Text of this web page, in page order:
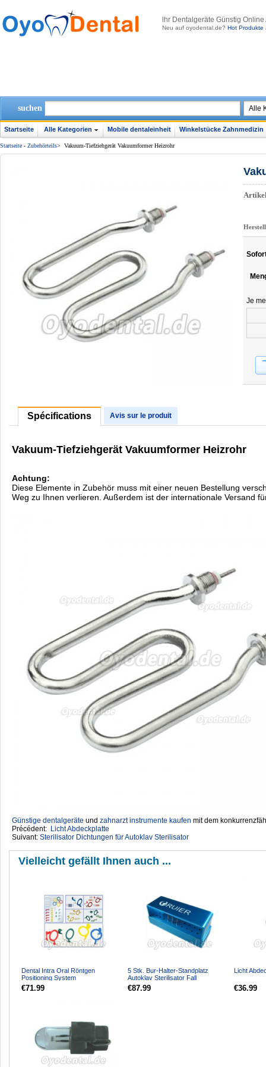
lhr Dentalgeräte Günstig
Neu auf oyodental.de? Hot Produkte
suchen
Startseite Alle Kategorien Mobile dentaleinheit Winkelstücke Zahnmedizin
Startseite - Zubehörteils> Vakuum-Tiefziehgerät Vakuumformer Heizrohr
Je
Spécifications Avis sur le produit
Vakuum-Tiefziehgerät Vakuumformer Heizrohr
Achtung:
Diese Elemente in Zubehör muss mit einer neuen Bestellung
Weg zu Ihnen verlieren. Außerdem ist der internationale Versand
Günstige dentalgeräte ‎ und zahnarzt instrumente kaufen mit dem
Précédent: Licht Abdeckplatte
Suivant: Sterilisator Dichtungen für Autoklav Sterilisator
Vielleicht gefällt Ihnen auch ...
Dental Intra Oral Röntgen
Positioning System
€71.99
5 Stk. Bur-Halter-Standplatz
Autoklav Sterilisator Fall
€87.99
Licht
€36.99